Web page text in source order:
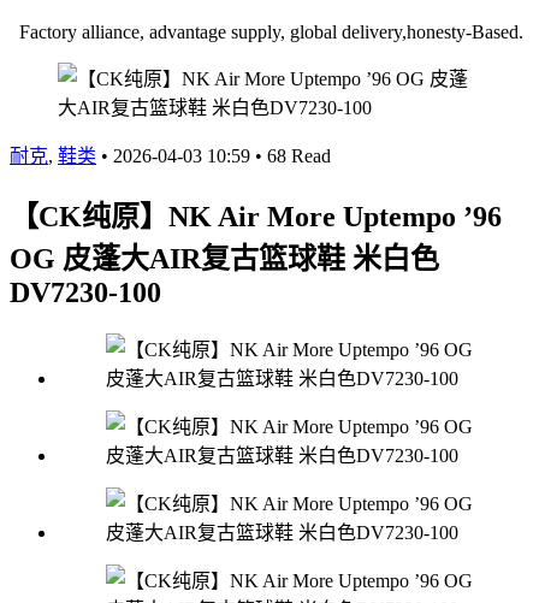
Factory alliance, advantage supply, global delivery,honesty-Based.
耐克, 鞋类 • 2026-04-03 10:59 • 68 Read
【CK纯原】NK Air More Uptempo ’96
OG 皮蓬大AIR复古篮球鞋 米白色
DV7230-100